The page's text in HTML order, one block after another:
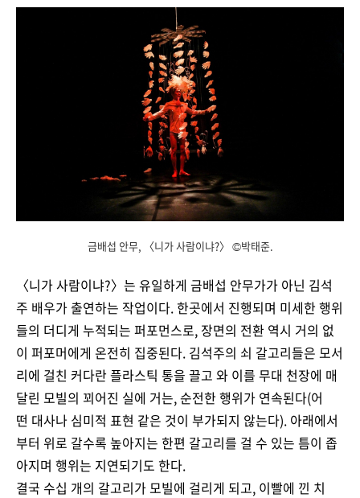
금배섭 안무, 〈니가 사람이냐?〉 ©박태준.
〈니가 사람이냐?〉는 유일하게 금배섭 안무가가 아닌 김석
주 배우가 출연하는 작업이다. 한곳에서 진행되며 미세한 행위
들의 더디게 누적되는 퍼포먼스로, 장면의 전환 역시 거의 없
이 퍼포머에게 온전히 집중된다. 김석주의 쇠 갈고리들은 모서
리에 걸친 커다란 플라스틱 통을 끌고 와 이를 무대 천장에 매
달린 모빌의 꾀어진 실에 거는, 순전한 행위가 연속된다(어
떤 대사나 심미적 표현 같은 것이 부가되지 않는다). 아래에서
부터 위로 갈수록 높아지는 한편 갈고리를 걸 수 있는 틈이 좁
아지며 행위는 지연되기도 한다.
결국 수십 개의 갈고리가 모빌에 걸리게 되고, 이빨에 낀 치